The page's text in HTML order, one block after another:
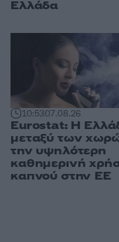
Ελλάδα
10:5307.08.26
Eurostat: Η
μεταξύ των
την υψηλότερη
καθημερινή
καπνού στην ΕΕ